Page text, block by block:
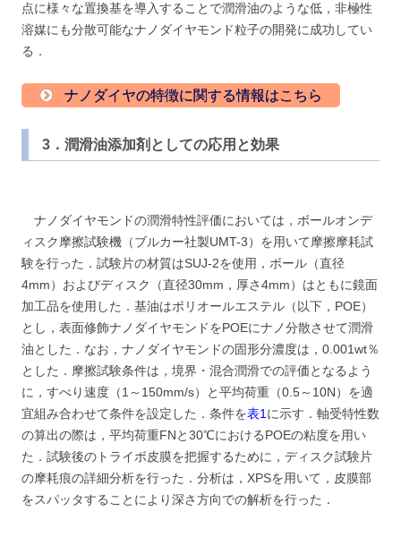
点に様々な置換基を導入することで潤滑油のような低，非極性
溶媒にも分散可能なナノダイヤモンド粒子の開発に成功してい
る．
ナノダイヤの特徴に関する情報はこちら
3．潤滑油添加剤としての応用と効果
ナノダイヤモンドの潤滑特性評価においては，ボールオンデ
ィスク摩擦試験機（ブルカー社製UMT-3）を用いて摩擦摩耗試
験を行った．試験片の材質はSUJ-2を使用，ボール（直径
4mm）およびディスク（直径30mm，厚さ4mm）はともに鏡面
加工品を使用した．基油はポリオールエステル（以下，POE）
とし，表面修飾ナノダイヤモンドをPOEにナノ分散させて潤滑
油とした．なお，ナノダイヤモンドの固形分濃度は，0.001wt％
とした．摩擦試験条件は，境界・混合潤滑での評価となるよう
に，すべり速度（1～150mm/s）と平均荷重（0.5～10N）を適
宜組み合わせて条件を設定した．条件を表1に示す．軸受特性数
の算出の際は，平均荷重FNと30℃におけるPOEの粘度を用い
た．試験後のトライボ皮膜を把握するために，ディスク試験片
の摩耗痕の詳細分析を行った．分析は，XPSを用いて，皮膜部
をスパッタすることにより深さ方向での解析を行った．